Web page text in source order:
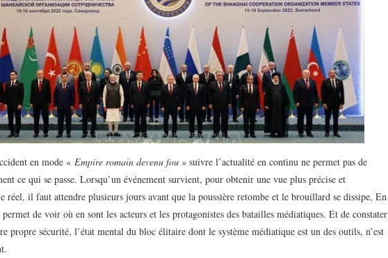
en mode « Empire romain devenu fou » suivre l’actualité en continu ne permet pas de
ce qui se passe. Lorsqu’un événement survient, pour obtenir une vue plus précise et
réel, il faut attendre plusieurs jours avant que la poussière retombe et le brouillard se dissipe, En
permet de voir où en sont les acteurs et les protagonistes des batailles médiatiques. Et de constater
propre sécurité, l’état mental du bloc élitaire dont le système médiatique est un des outils, n’est